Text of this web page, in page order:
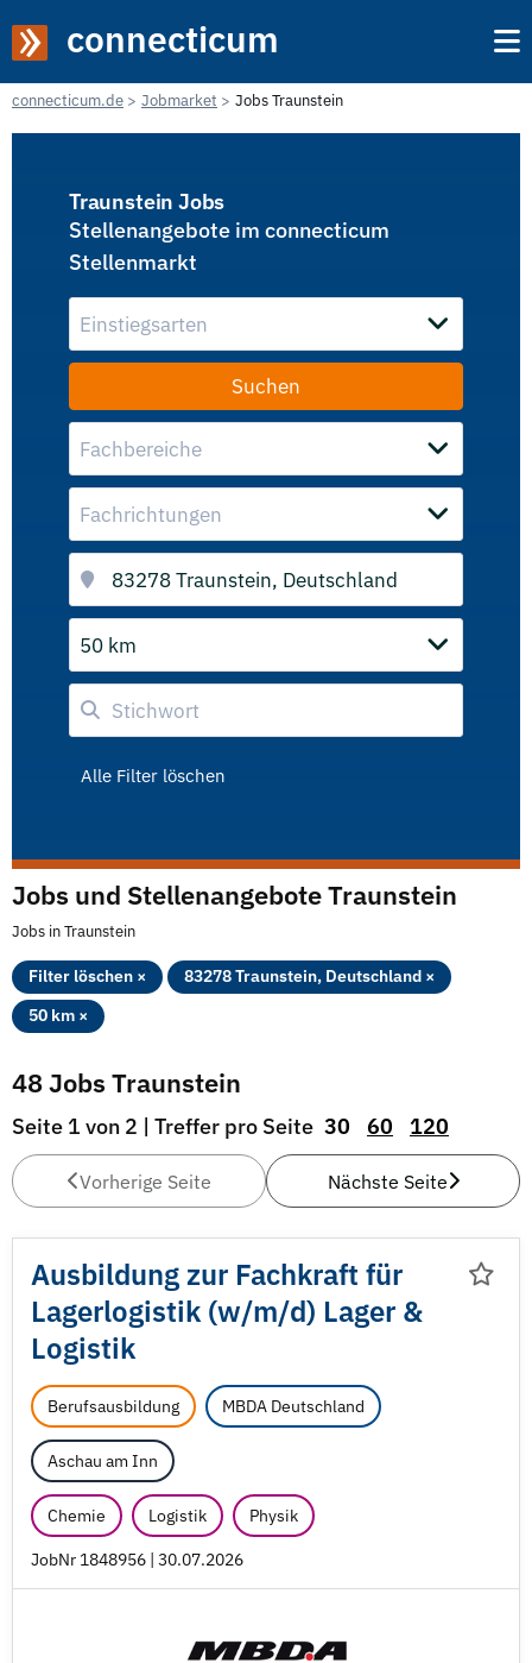
connecticum
connecticum.de Jobmarket Jobs Traunstein
Traunstein Jobs
Stellenangebote im connecticum
Stellenmarkt
Einstiegsarten
Fachbereiche
Fachrichtungen
50 km
Alle Filter löschen
Jobs und Stellenangebote Traunstein
Jobs in Traunstein
Filter löschen ×
83278 Traunstein, Deutschland ×
50 km ×
48 Jobs Traunstein
Seite 1 von 2 | Treffer pro Seite 30 60 120
Vorherige Seite Nächste Seite
Ausbildung zur Fachkraft für
Lagerlogistik (w/m/d) Lager &
Logistik
Berufsausbildung MBDA Deutschland
Aschau am Inn
Chemie Logistik Physik
JobNr 1848956 | 30.07.2026